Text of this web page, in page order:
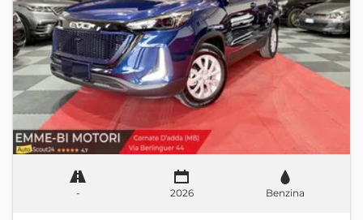
- 2026 Benzina